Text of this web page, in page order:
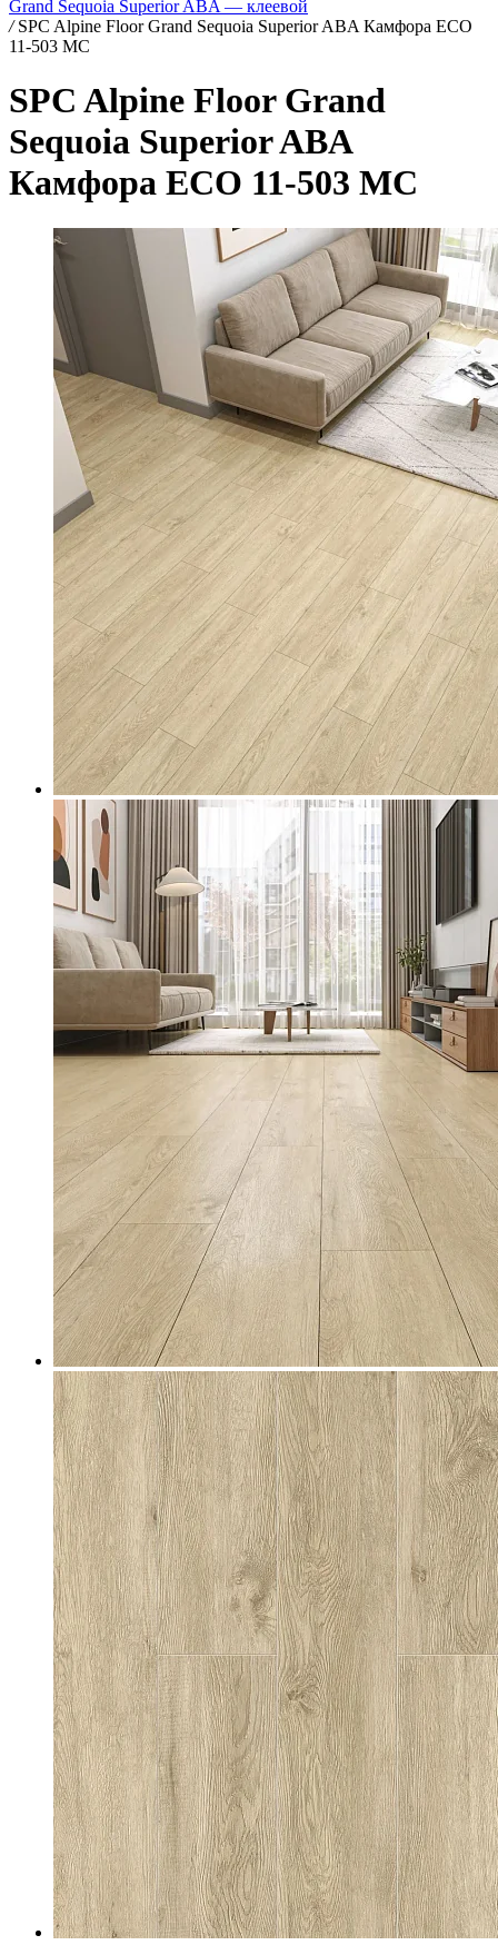
Grand Sequoia Superior ABA — клеевой
/ SPC Alpine Floor Grand Sequoia Superior ABA Камфора ECO
11-503 MC
SPC Alpine Floor Grand
Sequoia Superior ABA
Камфора ECO 11-503 MC